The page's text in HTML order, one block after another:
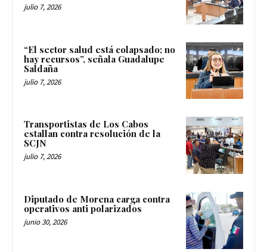
julio 7, 2026
“El sector salud está colapsado; no
hay recursos”, señala Guadalupe
Saldaña
julio 7, 2026
Transportistas de Los Cabos
estallan contra resolución de la
SCJN
julio 7, 2026
Diputado de Morena carga contra
operativos anti polarizados
junio 30, 2026